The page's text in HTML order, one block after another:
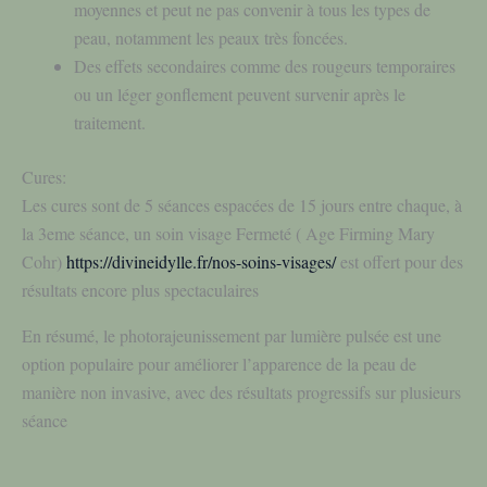
moyennes et peut ne pas convenir à tous les types de
peau, notamment les peaux très foncées.
Des effets secondaires comme des rougeurs temporaires
ou un léger gonflement peuvent survenir après le
traitement.
Cures:
Les cures sont de 5 séances espacées de 15 jours entre chaque, à
la 3eme séance, un soin visage Fermeté ( Age Firming Mary
Cohr) https://divineidylle.fr/nos-soins-visages/est offert pour des
résultats encore plus spectaculaires
En résumé, le photorajeunissement par lumière pulsée est une
option populaire pour améliorer l’apparence de la peau de
manière non invasive, avec des résultats progressifs sur plusieurs
séance